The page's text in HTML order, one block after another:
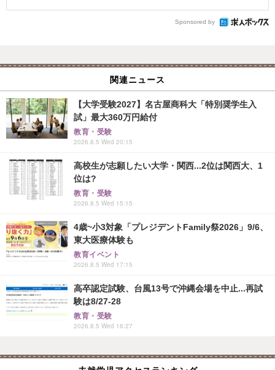
Sponsored by
関連ニュース
【大学受験2027】名古屋商科大「特別奨学生入
試」最大360万円給付
教育・受験
2026.8.5 Wed 20:15
高校生が志願したい大学・関西...2位は関西大、1
位は?
教育・受験
2026.8.5 Wed 15:15
4歳~小3対象「プレジデントFamily祭2026」9/6、
東大医療体験も
教育イベント
2026.8.5 Wed 17:15
高卒認定試験、台風13号で沖縄会場を中止...再試
験は8/27-28
教育・受験
2026.8.5 Wed 16:27